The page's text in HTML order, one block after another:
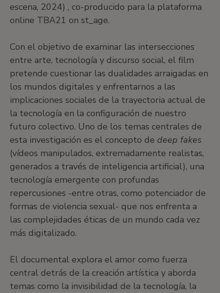
escena, 2024) , co-producido para la plataforma
online TBA21 on st_age.
Con el objetivo de examinar las intersecciones
entre arte, tecnología y discurso social, el film
pretende cuestionar las dualidades arraigadas en
los mundos digitales y enfrentarnos a las
implicaciones sociales de la trayectoria actual de
la tecnología en la configuración de nuestro
futuro colectivo. Uno de los temas centrales de
esta investigación es el concepto de deep fakes
(vídeos manipulados, extremadamente realistas,
generados a través de inteligencia artificial), una
tecnología emergente con profundas
repercusiones -entre otras, como potenciador de
formas de violencia sexual- que nos enfrenta a
las complejidades éticas de un mundo cada vez
más digitalizado.
El documental explora el amor como fuerza
central detrás de la creación artística y aborda
temas como la invisibilidad de la tecnología, la